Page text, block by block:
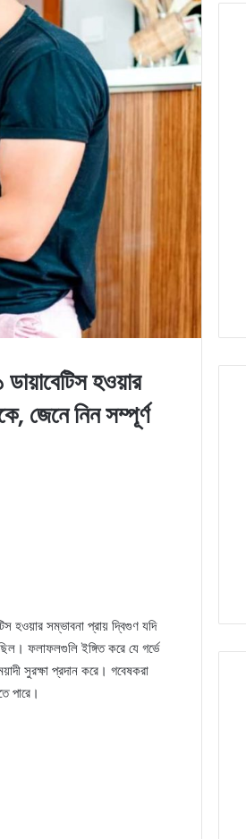
হওয়ার
জেনে নিন সম্পূর্ণ
হওয়ার সম্ভাবনা প্রায় দ্বিগুণ যদি
ফলাফলগুলি ইঙ্গিত করে যে গর্ভে
সুরক্ষা প্রদান করে। গবেষকরা
পারে।